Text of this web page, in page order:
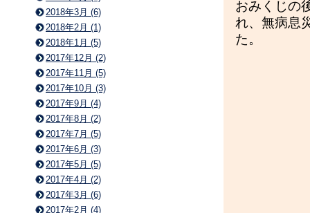
おみくじの
れ、無病息
た。
2018年3月 (6)
2018年2月 (1)
2018年1月 (5)
2017年12月 (2)
2017年11月 (5)
2017年10月 (3)
2017年9月 (4)
2017年8月 (2)
2017年7月 (5)
2017年6月 (3)
2017年5月 (5)
2017年4月 (2)
2017年3月 (6)
2017年2月 (4)